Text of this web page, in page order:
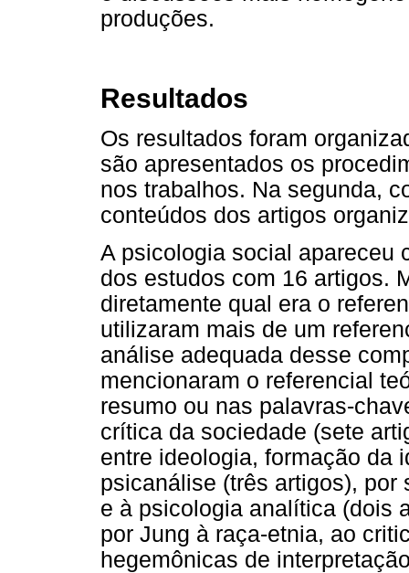
produções.
Resultados
Os resultados foram
são apresentados os
nos trabalhos. Na segunda,
conteúdos dos artigos
A psicologia social apareceu
dos estudos com 16 artigos.
diretamente qual era o
utilizaram mais de um
análise adequada desse
mencionaram o referencial
resumo ou nas palavras-
crítica da sociedade (sete
entre ideologia, formação da
psicanálise (três artigos), por
e à psicologia analítica (dois
por Jung à raça-etnia, ao
hegemônicas de